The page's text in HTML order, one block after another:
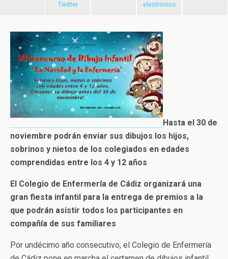
Twitter
electrónico
Hasta el 30 de
noviembre podrán enviar sus dibujos los hijos,
sobrinos y nietos de los colegiados en edades
comprendidas entre los 4 y 12 años
El Colegio de Enfermería de Cádiz organizará una
gran fiesta infantil para la entrega de premios a la
que podrán asistir todos los participantes en
compañía de sus familiares
Por undécimo año consecutivo, el Colegio de Enfermería